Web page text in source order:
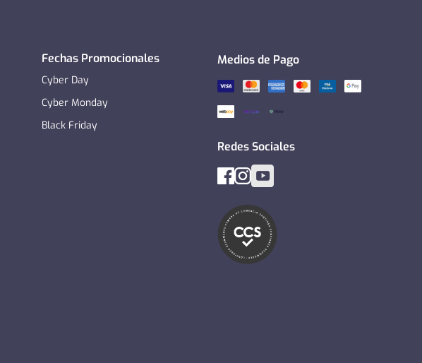
Fechas Promocionales
Cyber Day
Cyber Monday
Black Friday
Medios de Pago
Redes Sociales